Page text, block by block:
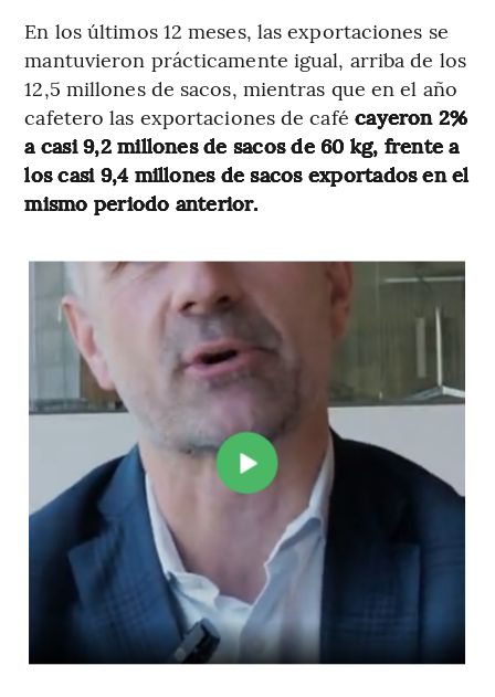
En los últimos 12 meses, las exportaciones se
mantuvieron prácticamente igual, arriba de los
12,5 millones de sacos, mientras que en el año
cafetero las exportaciones de café cayeron 2%
a casi 9,2 millones de sacos de 60 kg, frente a
los casi 9,4 millones de sacos exportados en el
mismo periodo anterior.